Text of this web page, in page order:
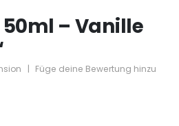
– Vanille
| Füge deine Bewertung hinzu